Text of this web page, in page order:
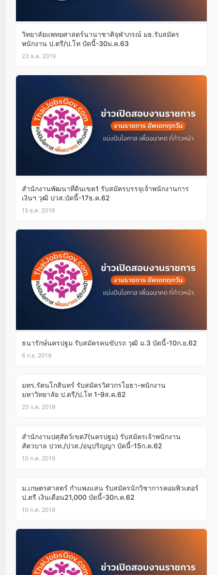
วิทยาลัยแพทยศาสตร์นานาชาติจุฬาภรณ์ มธ.รับสมัคร
พนักงาน ป.ตรี/ป.โท บัดนี้-30ม.ค.63
23 ธ.ค. 2019
สำนักงานพัฒนาที่ดินเขต1 รับสมัครบรรจุเจ้าพนักงานการ
เงินฯ วุฒิ ปวส.บัดนี้-17ธ.ค.62
15 ธ.ค. 2019
ธนารักษ์นครปฐม รับสมัครคนขับรถ วุฒิ ม.3 บัดนี้-10ก.ย.62
6 ก.ย. 2019
มทร.รัตนโกสินทร์ รับสมัครวิศวกรโยธา-พนักงาน
มหาวิทยาลัย ป.ตรี/ป.โท 1-9ส.ค.62
25 ก.ค. 2019
สำนักงานปศุสัตว์เขต7(นครปฐม) รับสมัครเจ้าพนักงาน
สัตวบาล ปวท./ปวส./อนุปริญญา บัดนี้-15ก.ค.62
10 ก.ค. 2019
ม.เกษตรศาสตร์ กำแพงแสน รับสมัครนักวิชาการคอมพิวเตอร์
ป.ตรี เงินเดือน21,000 บัดนี้-30ก.ค.62
10 ก.ค. 2019